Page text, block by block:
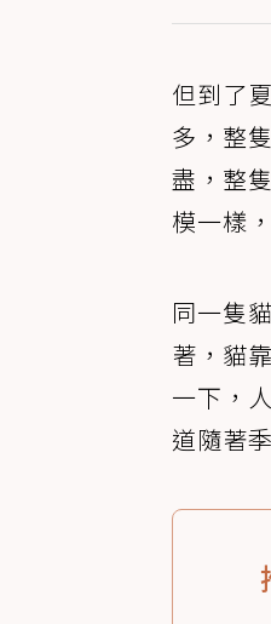
但到了
多，整
盡，整
模一樣
同一隻
著，貓
一下，
道隨著